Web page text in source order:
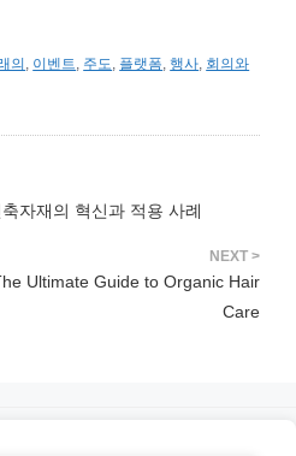
의 , 이벤트, 주도, 플랫폼,행사, 회의와
자재의 혁신과 적용 사례
Ultimate Guide to Organic Hair
Care